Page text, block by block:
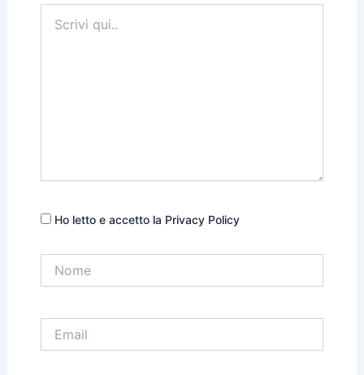
qui..
Ho letto e accetto la Privacy Policy